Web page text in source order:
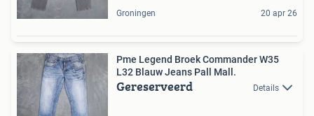
Groningen 20 apr 26
Pme Legend Broek Commander W35
L32 Blauw Jeans Pall Mall.
Gereserveerd Details